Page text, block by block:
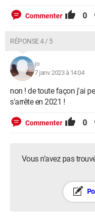
Commenter 0
RÉPONSE 4 / 5
jo
7 janv. 2023 à 14:04
non ! de toute façon j'ai
s'arrête en 2021 !
Commenter 0
Vous n’avez pas